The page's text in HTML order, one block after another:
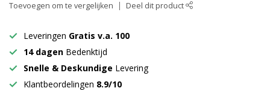
Toevoegen om te vergelijken Deel dit product
Leveringen Gratis v.a. 100
14 dagen Bedenktijd
Snelle & Deskundige Levering
Klantbeordelingen 8.9/10